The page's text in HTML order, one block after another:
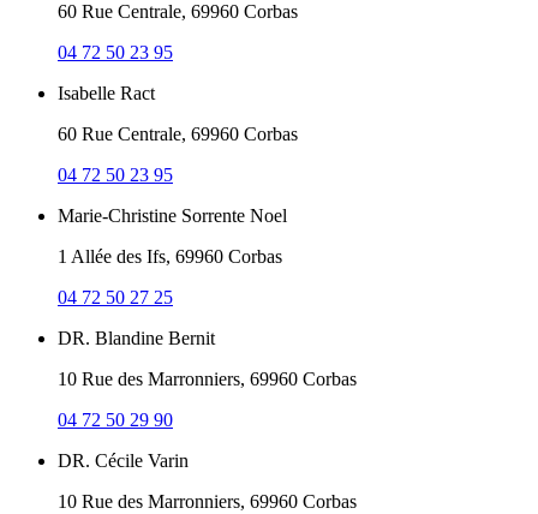
60 Rue Centrale, 69960 Corbas
04 72 50 23 95
Isabelle Ract
60 Rue Centrale, 69960 Corbas
04 72 50 23 95
Marie-Christine Sorrente Noel
1 Allée des Ifs, 69960 Corbas
04 72 50 27 25
DR. Blandine Bernit
10 Rue des Marronniers, 69960 Corbas
04 72 50 29 90
DR. Cécile Varin
10 Rue des Marronniers, 69960 Corbas